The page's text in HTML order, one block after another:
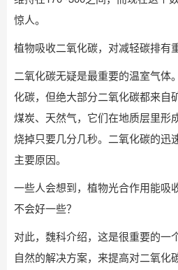
惊人。
植物吸收二氧化碳，对减轻碳排有
二氧化碳无疑是最重要的温室气体
化碳，但绝大部分二氧化碳都来自
煤炭、天然气，它们在地质层里形
烧掉只要几分几秒。二氧化碳的迅
主要原因。
一些人会想到，植物光合作用能吸
不会好一些？
对此，魏科介绍，这是很重要的一
自然的解决方案，来提高对二氧化